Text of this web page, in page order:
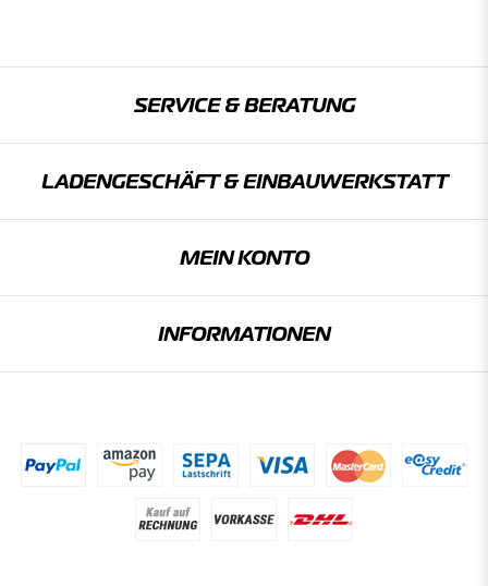
SERVICE & BERATUNG
LADENGESCHÄFT & EINBAU­WERKSTATT
MEIN KONTO
INFORMATIONEN